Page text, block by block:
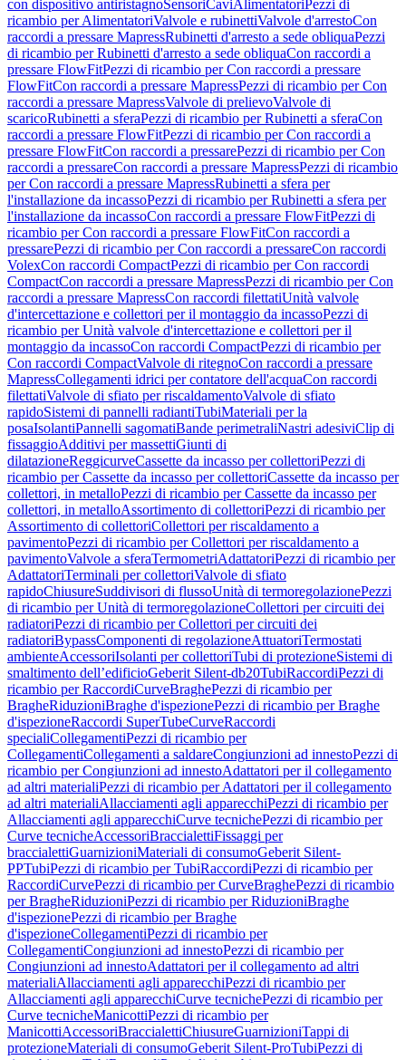
con dispositivo antiristagnoSensoriCaviAlimentatori Pezzi di
ricambio per AlimentatoriValvole e rubinettiValvole d'arrestoCon
raccordi a pressare MapressRubinetti d'arresto a sede obliquaPezzi
di ricambio per Rubinetti d'arresto a sede obliquaCon raccordi a
pressare FlowFitPezzi di ricambio per Con raccordi a pressare
FlowFitCon raccordi a pressare MapressPezzi di ricambio per Con
raccordi a pressare MapressValvole di prelievoValvole di
scaricoRubinetti a sferaPezzi di ricambio per Rubinetti a sferaCon
raccordi a pressare FlowFitPezzi di ricambio per Con raccordi a
pressare FlowFitCon raccordi a pressarePezzi di ricambio per Con
raccordi a pressareCon raccordi a pressare MapressPezzi di ricambio
per Con raccordi a pressare MapressRubinetti a sfera per
l'installazione da incassoPezzi di ricambio per Rubinetti a sfera per
l'installazione da incassoCon raccordi a pressare FlowFitPezzi di
ricambio per Con raccordi a pressare FlowFitCon raccordi a
pressarePezzi di ricambio per Con raccordi a pressareCon raccordi
VolexCon raccordi CompactPezzi di ricambio per Con raccordi
CompactCon raccordi a pressare MapressPezzi di ricambio per Con
raccordi a pressare MapressCon raccordi filettatiUnità valvole
d'intercettazione e collettori per il montaggio da incassoPezzi di
ricambio per Unità valvole d'intercettazione e collettori per il
montaggio da incassoCon raccordi CompactPezzi di ricambio per
Con raccordi CompactValvole di ritegnoCon raccordi a pressare
MapressCollegamenti idrici per contatore dell'acquaCon raccordi
filettatiValvole di sfiato per riscaldamentoValvole di sfiato
rapidoSistemi di pannelli radiantiTubiMateriali per la
posaIsolantiPannelli sagomatiBande perimetraliNastri adesiviClip di
fissaggioAdditivi per massettiGiunti di
dilatazioneReggicurveCassette da incasso per collettoriPezzi di
ricambio per Cassette da incasso per collettoriCassette da incasso per
collettori, in metalloPezzi di ricambio per Cassette da incasso per
collettori, in metalloAssortimento di collettoriPezzi di ricambio per
Assortimento di collettoriCollettori per riscaldamento a
pavimentoPezzi di ricambio per Collettori per riscaldamento a
pavimentoValvole a sferaTermometriAdattatoriPezzi di ricambio per
AdattatoriTerminali per collettoriValvole di sfiato
rapidoChiusureSuddivisori di flussoUnità di termoregolazionePezzi
di ricambio per Unità di termoregolazioneCollettori per circuiti dei
radiatoriPezzi di ricambio per Collettori per circuiti dei
radiatoriBypassComponenti di regolazioneAttuatoriTermostati
ambienteAccessoriIsolanti per collettoriTubi di protezioneSistemi di
smaltimento dell’edificioGeberit Silent-db20TubiRaccordiPezzi di
ricambio per RaccordiCurveBraghePezzi di ricambio per
BragheRiduzioniBraghe d'ispezionePezzi di ricambio per Braghe
d'ispezioneRaccordi SuperTubeCurveRaccordi
specialiCollegamentiPezzi di ricambio per
CollegamentiCollegamenti a saldareCongiunzioni ad innestoPezzi di
ricambio per Congiunzioni ad innestoAdattatori per il collegamento
ad altri materialiPezzi di ricambio per Adattatori per il collegamento
ad altri materialiAllacciamenti agli apparecchiPezzi di ricambio per
Allacciamenti agli apparecchiCurve tecnichePezzi di ricambio per
Curve tecnicheAccessoriBraccialettiFissaggi per
braccialettiGuarnizioniMateriali di consumoGeberit Silent-
PPTubiPezzi di ricambio per TubiRaccordiPezzi di ricambio per
RaccordiCurvePezzi di ricambio per CurveBraghePezzi di ricambio
per BragheRiduzioniPezzi di ricambio per RiduzioniBraghe
d'ispezionePezzi di ricambio per Braghe
d'ispezioneCollegamentiPezzi di ricambio per
CollegamentiCongiunzioni ad innestoPezzi di ricambio per
Congiunzioni ad innestoAdattatori per il collegamento ad altri
materialiAllacciamenti agli apparecchiPezzi di ricambio per
Allacciamenti agli apparecchiCurve tecnichePezzi di ricambio per
Curve tecnicheManicottiPezzi di ricambio per
ManicottiAccessoriBraccialettiChiusureGuarnizioniTappi di
protezioneMateriali di consumoGeberit Silent-ProTubiPezzi di